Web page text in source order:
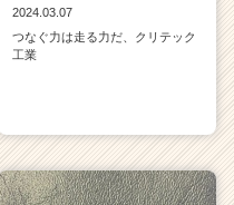
2024.03.07
つなぐ力は走る力だ、クリテック
工業